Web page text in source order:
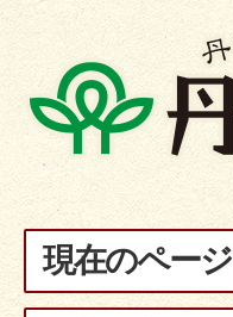
現在のページ